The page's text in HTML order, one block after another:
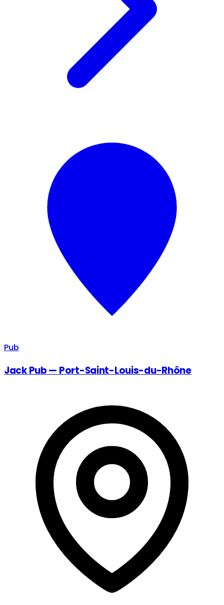
Pub
Jack Pub — Port-Saint-Louis-du-Rhône